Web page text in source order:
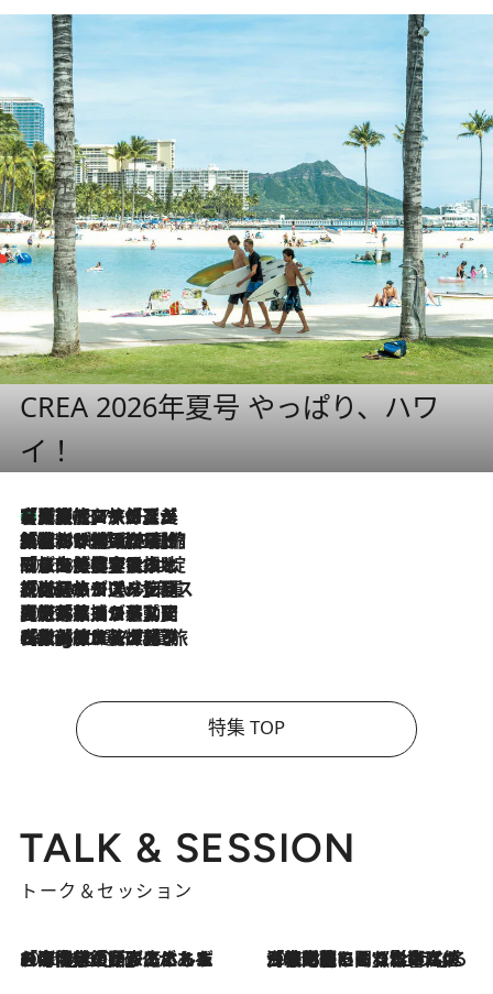
CREA 2026年夏号 やっぱり、ハワ
イ！
2026.8.7
【厳選旅コスメ】「多機能アイテムがメイン！」旅好き美容エディターが選んだ夏旅ベストコスメを発表【Mサイズジップ】
2026.8.6
「荷物が増えるほど旅ストレスは増す」美容ジャーナリストがたどり着いた最終結論。“化粧品を劇的に減らす”感動の凝縮美容とは
2026.8.6
「旅先には金髪ウィッグを持参」日本と同じメイクでは損してる!? 美容ジャーナリストが提案する“掟破りの旅美容”とは
2026.8.6
【厳選旅コスメ】「身軽さ＆UV対策重視！」ヘアアーティストshucoが選んだ夏旅ベストコスメを発表【Mサイズジップ】
2026.8.5
【厳選旅コスメ】国内をあちこち移動する河井菜摘が選んだ夏旅ベストコスメ発表！「リラックスアイテムはマスト」【Mサイズジップ】
2026.8.4
【厳選旅コスメ】「紫外線＆乾燥対策しながらメイク感も！」ヘア＆メイクGeorgeが選んだ夏旅ベストコスメを発表！【Mサイズジップ】
特集 TOP
TALK & SESSION
トーク＆セッション
2026.8.3
「今後値上げがあるとすれば…」「リスクがあるのは今年の冬」エネルギー専門家が語る、ホルムズ海峡封鎖が家庭にもたらす“ある心配” 2026.8.3
「住宅建てられない…」「サーチャージ料の高値が続いている」ホルムズ海峡封鎖による影響はいつまで続く？《エネルギー専門家に聞く“どうなる日本の暮らし”》